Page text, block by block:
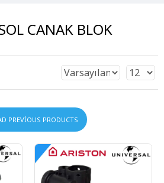
CANAK BLOK
PREVIOUS PRODUCTS